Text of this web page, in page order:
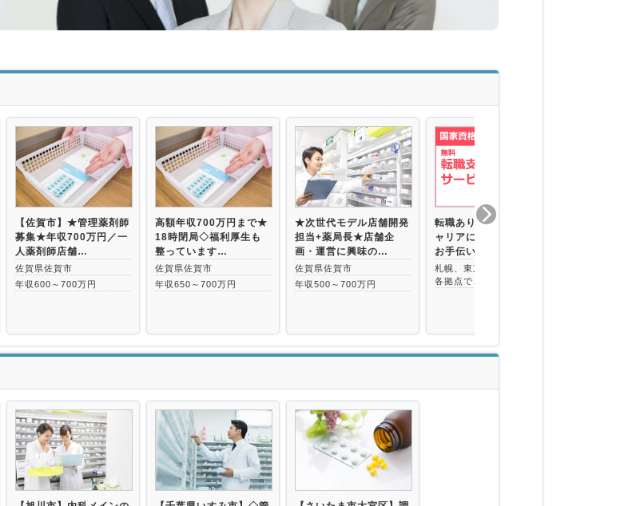
【佐賀市】★管理薬剤師
募集★年収700万円／一
人薬剤師店舗…
佐賀県佐賀市
年収600～700万円
高額年収700万円まで★
18時閉局◇福利厚生も
整っています…
佐賀県佐賀市
年収650～700万円
★次世代モデル店舗開発
担当+薬局長★店舗企
画・運営に興味の…
佐賀県佐賀市
年収500～700万円
転職ありきではない、キ
ャリアに関するあらゆる
お手伝いをいた…
札幌、東京、大阪、福岡の
各拠点で、全国…